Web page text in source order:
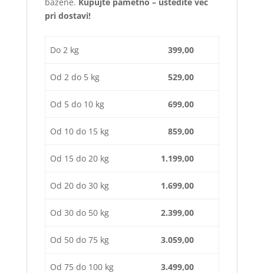
pri dostavi!
Do 2 kg 399,00
Od 2 do 5 kg 529,00
Od 5 do 10 kg 699,00
Od 10 do 15 kg 859,00
Od 15 do 20 kg 1.199,00
Od 20 do 30 kg 1.699,00
Od 30 do 50 kg 2.399,00
Od 50 do 75 kg 3.059,00
Od 75 do 100 kg 3.499,00